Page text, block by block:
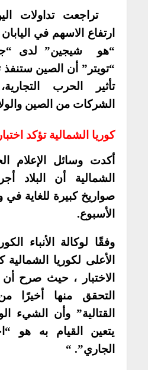
ارتفاع الاسهم في
“هو شيجين” لدى
“تويتر” أن الصين ستنفذ
تأثير الحرب
الشركات من الصين
كوريا الشمالية تؤكد
أكدت وسائل الإعلام
الشمالية أن البلاد
صواريخ كبيرة للغاية
الأسبوع.
وفقًا لوكالة الأنباء
الأعلى لكوريا
الاختبار ، حيث صرح
التحقق منها أخيرًا
القتالية” وأن الشيء
يتعين القيام به هو
الجاري”. “